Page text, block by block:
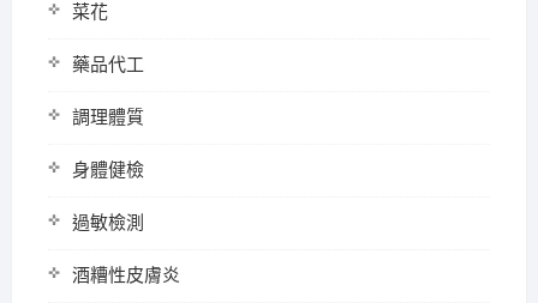
菜花
藥品代工
調理體質
身體健檢
過敏檢測
酒糟性皮膚炎